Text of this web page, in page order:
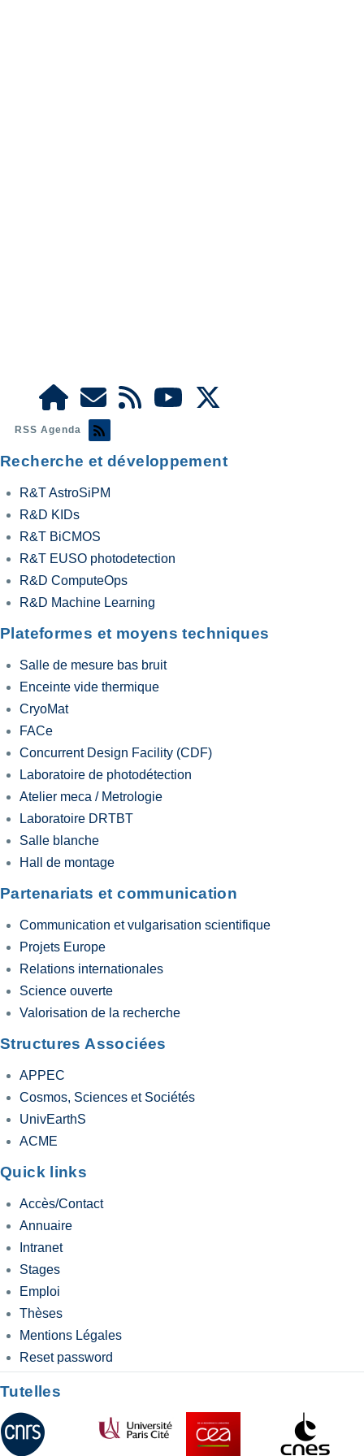
RSS Agenda
Recherche et développement
R&T AstroSiPM
R&D KIDs
R&T BiCMOS
R&T EUSO photodetection
R&D ComputeOps
R&D Machine Learning
Plateformes et moyens techniques
Salle de mesure bas bruit
Enceinte vide thermique
CryoMat
FACe
Concurrent Design Facility (CDF)
Laboratoire de photodétection
Atelier meca / Metrologie
Laboratoire DRTBT
Salle blanche
Hall de montage
Partenariats et communication
Communication et vulgarisation scientifique
Projets Europe
Relations internationales
Science ouverte
Valorisation de la recherche
Structures Associées
APPEC
Cosmos, Sciences et Sociétés
UnivEarthS
ACME
Quick links
Accès/Contact
Annuaire
Intranet
Stages
Emploi
Thèses
Mentions Légales
Reset password
Tutelles